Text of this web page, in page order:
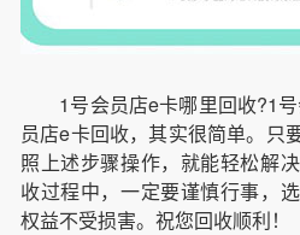
1号会员店e卡哪里回收?1号
员店e卡回收，其实很简单。只
照上述步骤操作，就能轻松解
收过程中，一定要谨慎行事，
权益不受损害。祝您回收顺利！